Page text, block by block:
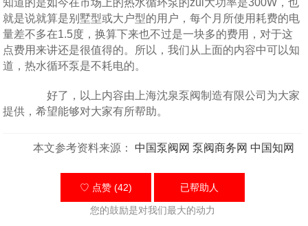
知道的是如今在市场上的热水循环泵的zui大功率是300W，也
就是说就算是别墅型或大户型的用户，每个月所使用耗费的电
量差不多在1.5度，换算下来也不过是一块多的费用，对于这
点费用来讲还是很值得的。所以，我们从上面的内容中可以知
道，热水循环泵是不耗电的。
好了，以上内容由上海沈泉泵阀制造有限公司为大家
提供，希望能够对大家有所帮助。
本文参考资料来源： 中国泵阀网 泵阀商务网 中国知网
♡ 点赞 (42) 已帮助 人
您的鼓励是对我们最大的动力